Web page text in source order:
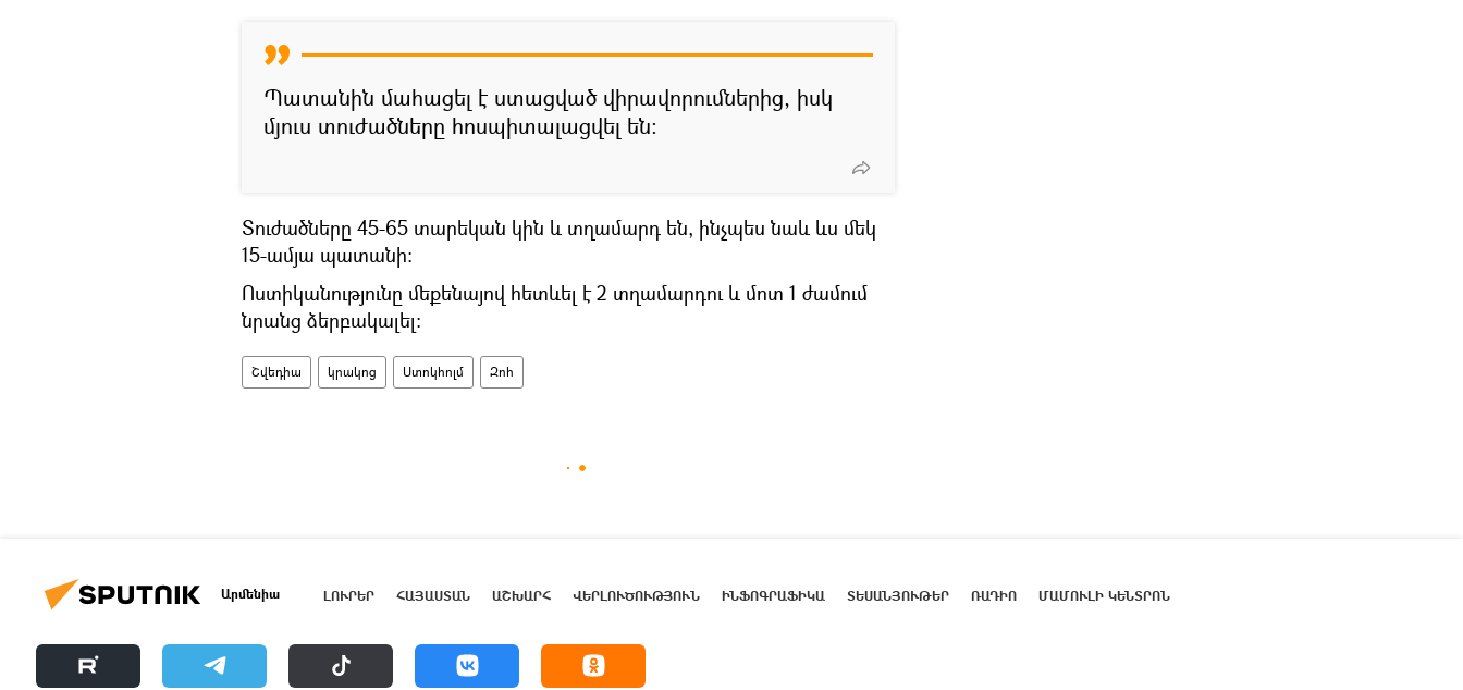
Պատանին մահացել է ստացված վիրավորումներից, իսկ
մյուս տուժածները հոսպիտալացվել են։
Տուժածները 45-65 տարեկան կին և տղամարդ են, ինչպես նաև ևս մեկ
15-ամյա պատանի։
Ոստիկանությունը մեքենայով հետևել է 2 տղամարդու և մոտ 1 ժամում
նրանց ձերբակալել։
Շվեդիա կրակոց Ստոկհոլմ Զոհ
Արմենիա ԼՈՒՐԵՐ ՀԱՅԱՍՏԱՆ ԱՇԽԱՐՀ ՎԵՐԼՈՒԾՈՒԹՅՈՒՆ ԻՆՖՈԳՐԱՖԻԿԱ ՏԵՍԱՆՅՈՒԹԵՐ ՌԱԴԻՈ ՄԱՄՈՒԼԻ ԿԵՆՏՐՈՆ